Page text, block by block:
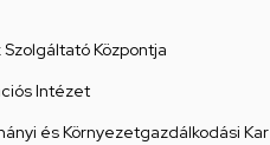
Központja
Intézet
és Környezetgazdálkodási Kar